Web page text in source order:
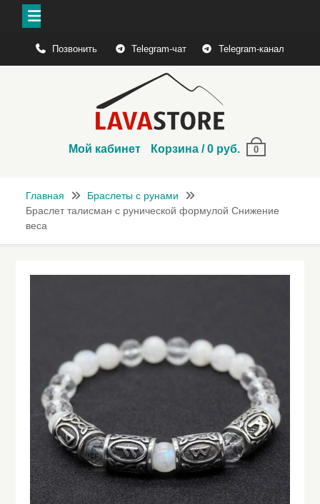
содержимому
Позвонить Telegram-чат Telegram-канал
Мой кабинет Корзина /0 руб. 0
Главная
Браслеты с рунами
Браслет талисман с рунической формулой Снижение
веса